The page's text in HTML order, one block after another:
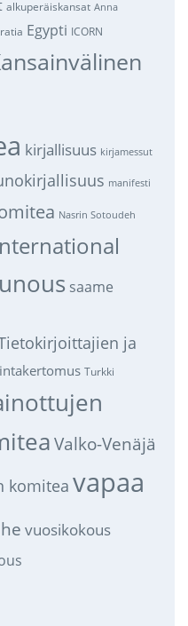
alkuperäiskansat Anna
Egypti ICORN
kirjallisuus kirjamessut
manifesti
Nasrin Sotoudeh
saame
ja
Turkki
Valko-Venäjä
komitea vapaa
vuosikokous